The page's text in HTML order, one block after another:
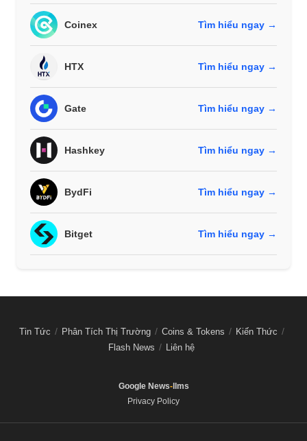
Coinex Tìm hiểu ngay →
HTX Tìm hiểu ngay →
Gate Tìm hiểu ngay →
Hashkey Tìm hiểu ngay →
BydFi Tìm hiểu ngay →
Bitget Tìm hiểu ngay →
Tin Tức Phân Tích Thị Trường Coins & Tokens
Kiến Thức
Flash News
Liên hệ
Google News-llms
Privacy Policy